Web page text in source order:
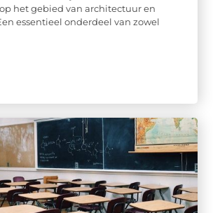
het gebied van architectuur en
essentieel onderdeel van zowel